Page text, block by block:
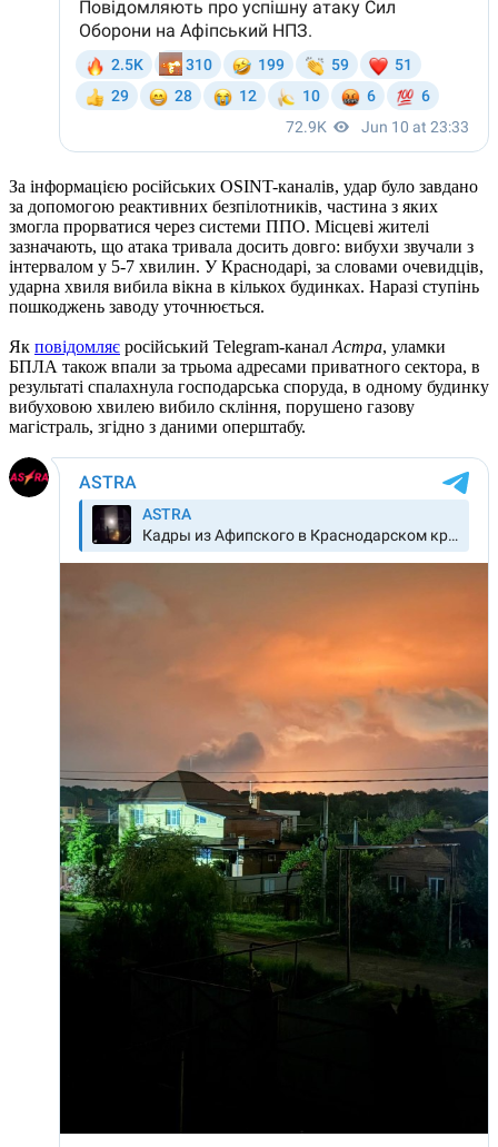
За інформацією російських OSINT-каналів, удар було завдано
за допомогою реактивних безпілотників, частина з яких
змогла прорватися через системи ППО. Місцеві жителі
зазначають, що атака тривала досить довго: вибухи звучали з
інтервалом у 5-7 хвилин. У Краснодарі, за словами очевидців,
ударна хвиля вибила вікна в кількох будинках. Наразі ступінь
пошкоджень заводу уточнюється.
Як повідомляє російський Telegram-канал Астра, уламки
БПЛА також впали за трьома адресами приватного сектора, в
результаті спалахнула господарська споруда, в одному будинку
вибуховою хвилею вибило скління, порушено газову
магістраль, згідно з даними оперштабу.